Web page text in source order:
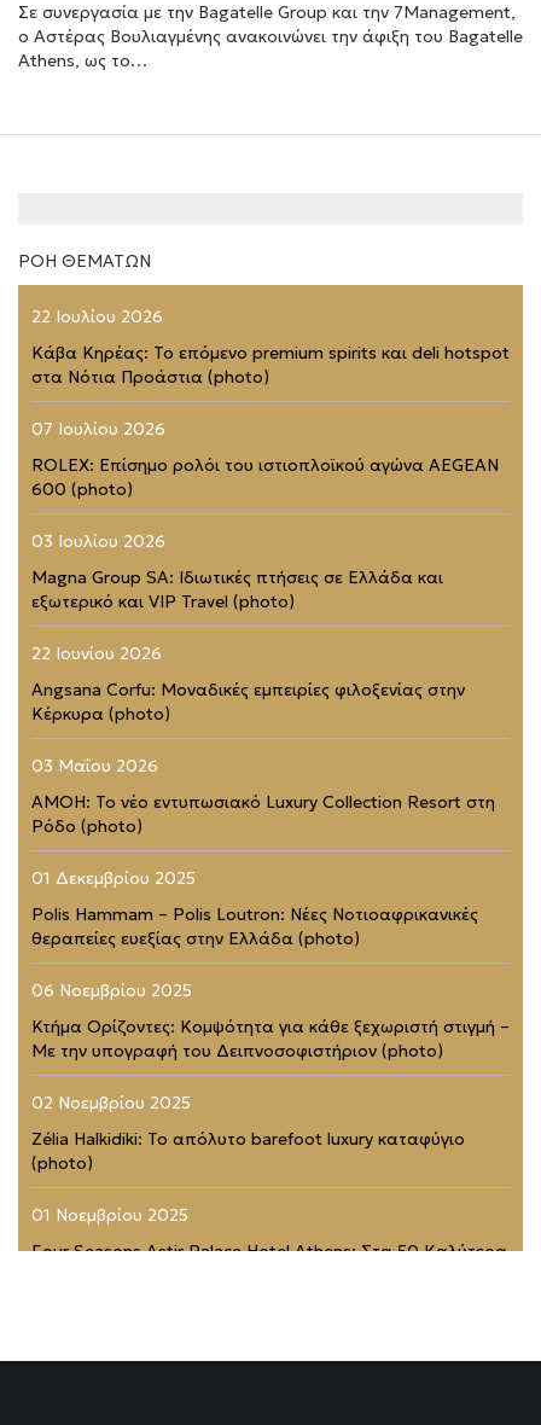
Σε συνεργασία με την Bagatelle Group και την 7Management,
ο Αστέρας Βουλιαγμένης ανακοινώνει την άφιξη του Bagatelle
Athens, ως το…
ΡΟΗ ΘΕΜΑΤΩΝ
22 Ιουλίου 2026
Κάβα Κηρέας: Το επόμενο premium spirits και deli hotspot
στα Νότια Προάστια (photo)
07 Ιουλίου 2026
ROLEX: Επίσημο ρολόι του ιστιοπλοϊκού αγώνα AEGEAN
600 (photo)
03 Ιουλίου 2026
Magna Group SA: Ιδιωτικές πτήσεις σε Ελλάδα και
εξωτερικό και VIP Travel (photo)
22 Ιουνίου 2026
Angsana Corfu: Μοναδικές εμπειρίες φιλοξενίας στην
Κέρκυρα (photo)
03 Μαΐου 2026
AMOH: Το νέο εντυπωσιακό Luxury Collection Resort στη
Ρόδο (photo)
01 Δεκεμβρίου 2025
Polis Hammam – Polis Loutron: Νέες Νοτιοαφρικανικές
θεραπείες ευεξίας στην Ελλάδα (photo)
06 Νοεμβρίου 2025
Κτήμα Ορίζοντες: Κομψότητα για κάθε ξεχωριστή στιγμή –
Με την υπογραφή του Δειπνοσοφιστήριον (photo)
02 Νοεμβρίου 2025
Zélia Halkidiki: Το απόλυτο barefoot luxury καταφύγιο
(photo)
01 Νοεμβρίου 2025
Four Seasons Astir Palace Hotel Athens: Στα 50 Καλύτερα
Rodopou & Beyond: Ένα από τα πιο εντυπωσιακά